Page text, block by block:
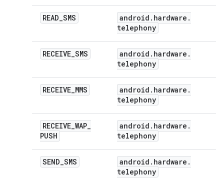
READ_SMS android . hardware .
telephony
RECEIVE_SMS android . hardware .
telephony
RECEIVE_MMS android . hardware .
telephony
RECEIVE_WAP_
PUSH
android . hardware .
telephony
SEND_SMS android . hardware .
telephony